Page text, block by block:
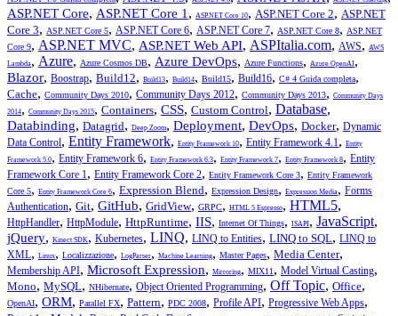
ASP.NET Core, ASP.NET Core 1 , ASP.NET Core 10, ASP.NET Core 2, ASP.NET
Core 3, ASP.NET Core 5, ASP.NET Core 6, ASP.NET Core 7, ASP.NET Core 8, ASP.NET
Core 9, ASP.NET MVC, ASP.NET Web API, ASPItalia.com, AWS, AWS
Lambda, Azure, Azure Cosmos DB, Azure DevOps, Azure Functions, Azure OpenAI,
Blazor, Boostrap, Build12, Build13, Build14, Build15, Build16, C# 4 Guida completa,
Cache, Community Days 2010, Community Days 2012, Community Days 2013, Community Days
2014, Community Days 2015, Containers, CSS, Custom Control, Database,
Databinding, Datagrid, Deep Zoom, Deployment, DevOps, Docker, Dynamic
Data Control, Entity Framework, Entity Framework 10, Entity Framework 4.1, Entity
Framework 5.0, Entity Framework 6, Entity Framework 6.3, Entity Framework 7, Entity Framework 8, Entity
Framework Core 1, Entity Framework Core 2, Entity Framework Core 3, Entity Framework
Core 5, Entity Framework Core 6, Expression Blend, Expression Design, Expression Media, Forms
Authentication, Git, GitHub, GridView, GRPC, HTML 5 Espresso, HTML5,
HttpHandler, HttpModule, HttpRuntime, IIS, Internet Of Things, ISAPI, JavaScript,
jQuery, Kinect SDK, Kubernetes, LINQ, LINQ to Entities, LINQ to SQL, LINQ to
XML, Linux, Localizzazione, LogParser, Machine Learning, Master Pages, Media Center,
Membership API, Microsoft Expression, Mirroring, MIX11 , Model Virtual Casting,
Mono, MySQL, NHibernate, Object Oriented Programming, Off Topic, Office,
OpenAI, ORM, Parallel FX, Pattern, PDC 2008, Profile API, Progressive Web Apps,